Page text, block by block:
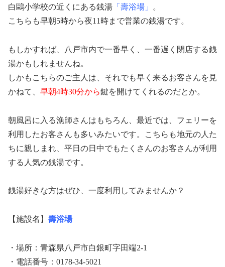
白鷗小学校の近くにある銭湯 「壽浴場」
。
こちらも早朝5時から夜11時まで営業の銭湯です。
もしかすれば、八戸市内で一番早く、一番遅く閉店する銭
湯かもしれませんね。
しかもこちらのご主人は、それでも早く来るお客さんを見
かねて、 早朝4時30分から鍵を開けてくれるのだとか。
朝風呂に入る漁師さんはもちろん、最近では、フェリーを
利用したお客さんも多いみたいです。こちらも地元の人た
ちに親しまれ、平日の日中でもたくさんのお客さんが利用
する人気の銭湯です。
銭湯好きな方はぜひ、一度利用してみませんか？
【施設名】 壽浴場
・場所：青森県八戸市白銀町字田端2-1
・電話番号：0178-34-5021